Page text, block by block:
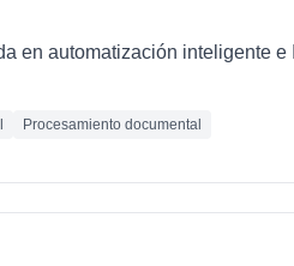
en automatización inteligente
Procesamiento documental